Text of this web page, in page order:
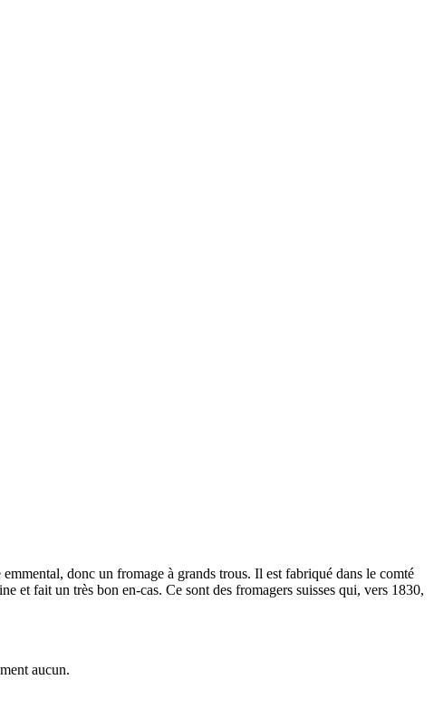
donc un fromage à grands trous. Il est fabriqué dans le comté
et fait un très bon en-cas. Ce sont des fromagers suisses qui, vers 1830,
aucun.